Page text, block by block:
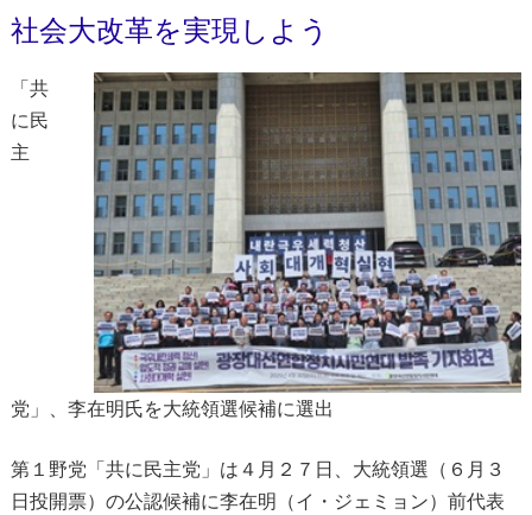
社会大改革を実現しよう
「共
に民
主
党」、李在明氏を大統領選候補に選出
第１野党「共に民主党」は４月２７日、大統領選（６月３
日投開票）の公認候補に李在明（イ・ジェミョン）前代表